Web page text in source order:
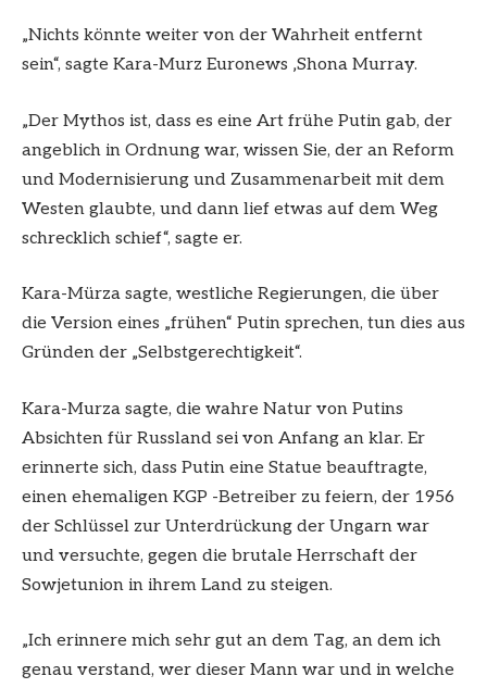
„Nichts könnte weiter von der Wahrheit entfernt
sein“, sagte Kara-Murz Euronews ‚Shona Murray.
„Der Mythos ist, dass es eine Art frühe Putin gab, der
angeblich in Ordnung war, wissen Sie, der an Reform
und Modernisierung und Zusammenarbeit mit dem
Westen glaubte, und dann lief etwas auf dem Weg
schrecklich schief“, sagte er.
Kara-Mürza sagte, westliche Regierungen, die über
die Version eines „frühen“ Putin sprechen, tun dies aus
Gründen der „Selbstgerechtigkeit“.
Kara-Murza sagte, die wahre Natur von Putins
Absichten für Russland sei von Anfang an klar. Er
erinnerte sich, dass Putin eine Statue beauftragte,
einen ehemaligen KGP -Betreiber zu feiern, der 1956
der Schlüssel zur Unterdrückung der Ungarn war
und versuchte, gegen die brutale Herrschaft der
Sowjetunion in ihrem Land zu steigen.
„Ich erinnere mich sehr gut an dem Tag, an dem ich
genau verstand, wer dieser Mann war und in welche